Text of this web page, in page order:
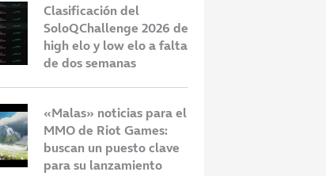
Clasificación del
SoloQChallenge 2026 de
high elo y low elo a falta
de dos semanas
«Malas» noticias para el
MMO de Riot Games:
buscan un puesto clave
para su lanzamiento